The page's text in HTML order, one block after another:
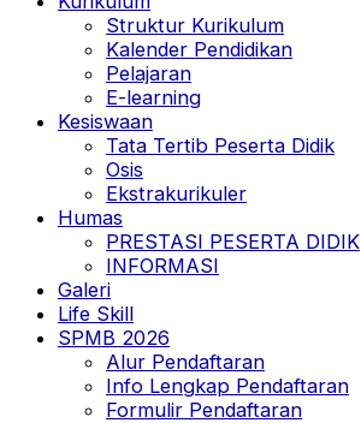
Struktur Kurikulum
Kalender Pendidikan
Pelajaran
E-learning
Kesiswaan
Tata Tertib Peserta Didik
Osis
Ekstrakurikuler
Humas
PRESTASI PESERTA DIDIK
INFORMASI
Galeri
Life Skill
SPMB 2026
Alur Pendaftaran
Info Lengkap Pendaftaran
Formulir Pendaftaran